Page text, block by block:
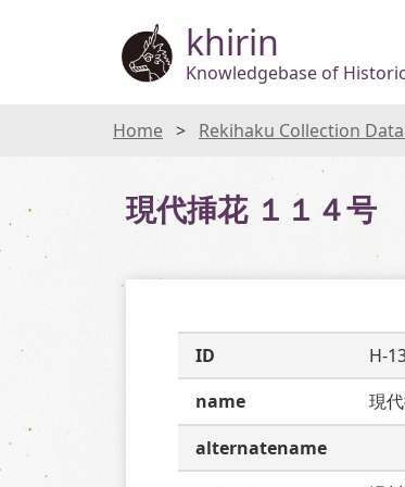
khirin
Knowledgebase of
Home Rekihaku Collection
現代挿花 １１４号
ID
H-
name
現
alternatename